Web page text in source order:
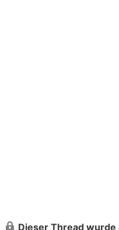
Dieser Thread